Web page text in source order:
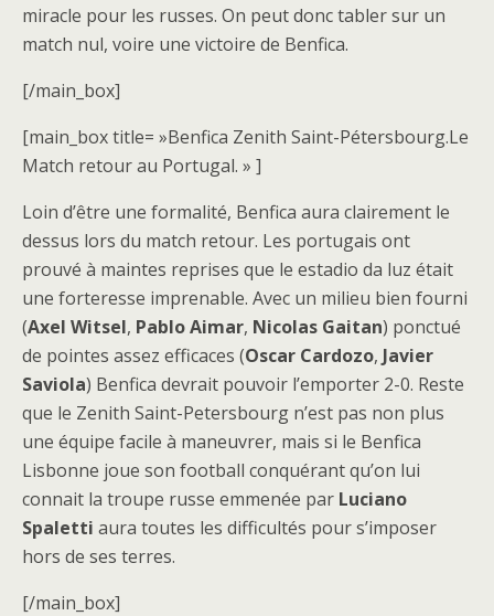
miracle pour les russes. On peut donc tabler sur un
match nul, voire une victoire de Benfica.
[/main_box]
[main_box title= »Benfica Zenith Saint-Pétersbourg.Le
Match retour au Portugal. » ]
Loin d’être une formalité, Benfica aura clairement le
dessus lors du match retour. Les portugais ont
prouvé à maintes reprises que le estadio da luz était
une forteresse imprenable. Avec un milieu bien fourni
(Axel Witsel, Pablo Aimar, Nicolas Gaitan) ponctué
de pointes assez efficaces (Oscar Cardozo, Javier
Saviola) Benfica devrait pouvoir l’emporter 2-0. Reste
que le Zenith Saint-Petersbourg n’est pas non plus
une équipe facile à maneuvrer, mais si le Benfica
Lisbonne joue son football conquérant qu’on lui
connait la troupe russe emmenée par Luciano
Spaletti aura toutes les difficultés pour s’imposer
hors de ses terres.
[/main_box]